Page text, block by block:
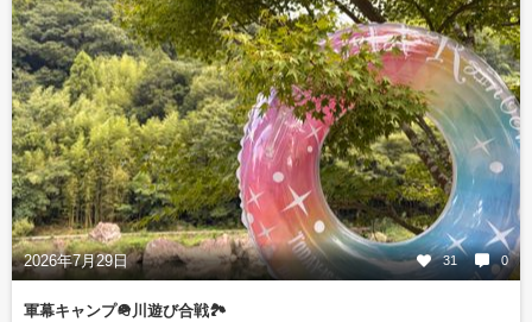
2026年7月29日 31 0
軍幕キャンプ🪖川遊び合戦🏞️